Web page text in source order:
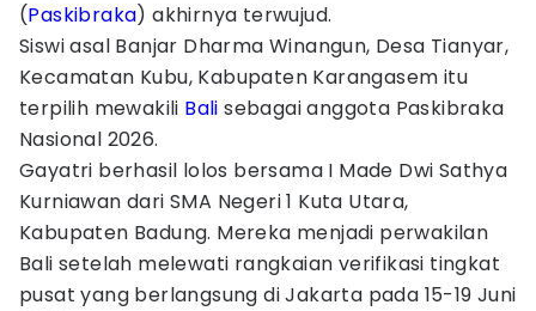
(Paskibraka) akhirnya terwujud.
Siswi asal Banjar Dharma Winangun, Desa Tianyar,
Kecamatan Kubu, Kabupaten Karangasem itu
terpilih mewakili Bali sebagai anggota Paskibraka
Nasional 2026.
Gayatri berhasil lolos bersama I Made Dwi Sathya
Kurniawan dari SMA Negeri 1 Kuta Utara,
Kabupaten Badung. Mereka menjadi perwakilan
Bali setelah melewati rangkaian verifikasi tingkat
pusat yang berlangsung di Jakarta pada 15-19 Juni